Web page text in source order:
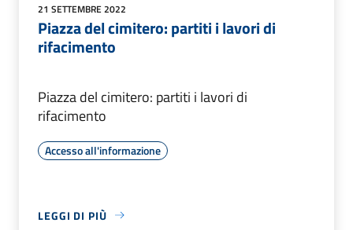
21 SETTEMBRE 2022
Piazza del cimitero: partiti i lavori di
rifacimento
Piazza del cimitero: partiti i lavori di
rifacimento
Accesso all'informazione
LEGGI DI PIÙ